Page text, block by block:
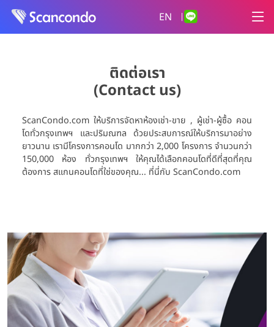
EN |
ติดต่อเรา
(Contact us)
ScanCondo.com ให้บริการจัดหาห้องเช่า-ขาย , ผู้เช่า-ผู้ซื้อ คอน
โดทั่วกรุงเทพฯ และปริมณฑล ด้วยประสบการณ์ให้บริการมาอย่าง
ยาวนาน เรามีโครงการคอนโด มากกว่า 2,000 โครงการ จำนวนกว่า
150,000 ห้อง ทั่วกรุงเทพฯ ให้คุณได้เลือกคอนโดที่ดีที่สุดที่คุณ
ต้องการ สแกนคอนโดที่ใช่ของคุณ... ที่นี่กับ ScanCondo.com